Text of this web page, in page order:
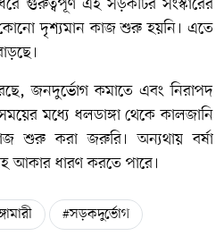
দৃশ্যমান কাজ শুরু হয়নি। এতে
জনদুর্ভোগ কমাতে এবং নিরাপদ
মধ্যে ধলডাঙ্গা থেকে কালজানি
শুরু করা জরুরি। অন্যথায় বর্ষা
আকার ধারণ করতে পারে।
#সড়কদুর্ভোগ